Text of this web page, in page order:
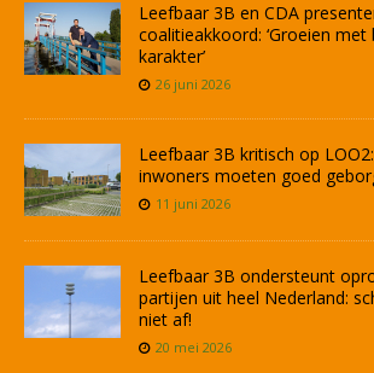
Leefbaar 3B en CDA
coalitieakkoord: ‘Groeien met
karakter’
26 juni 2026
Leefbaar 3B kritisch op
inwoners moeten goed
11 juni 2026
Leefbaar 3B ondersteunt
partijen uit heel Nederland:
niet af!
20 mei 2026